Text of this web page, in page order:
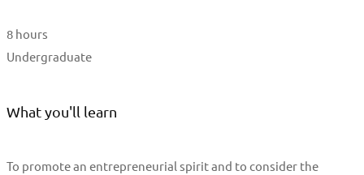
8 hours
Undergraduate
What you'll learn
To promote an entrepreneurial spirit and to consider the